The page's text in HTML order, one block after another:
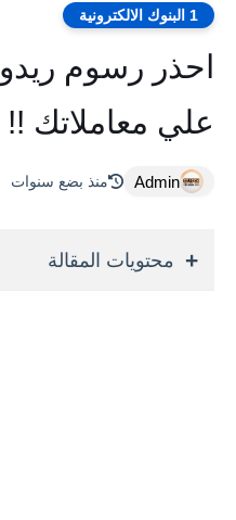
1 البنوك الالكترونية
احذر رسوم
علي معاملاتك
Admin منذ بضع سنوات
محتويات المقالة